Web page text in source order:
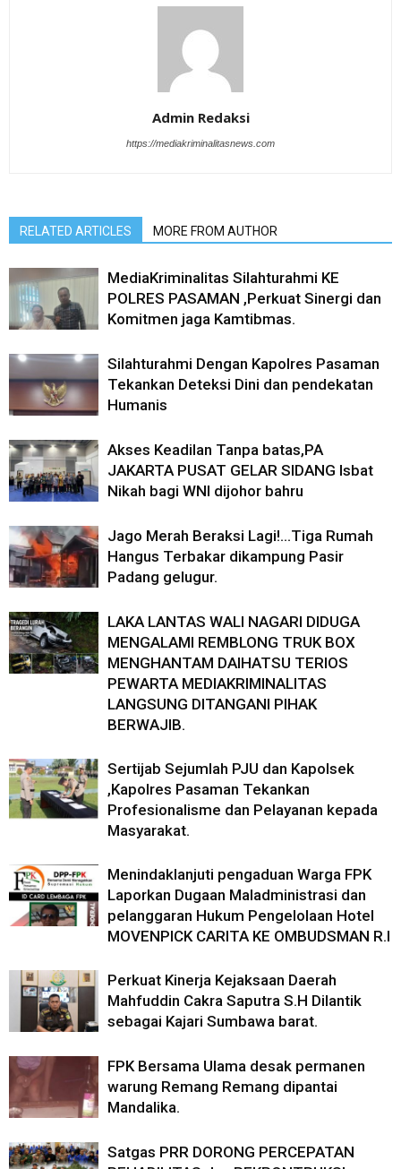
Admin Redaksi
https://mediakriminalitasnews.com
RELATED ARTICLES MORE FROM AUTHOR
MediaKriminalitas Silahturahmi KE
POLRES PASAMAN ,Perkuat Sinergi dan
Komitmen jaga Kamtibmas.
Silahturahmi Dengan Kapolres Pasaman
Tekankan Deteksi Dini dan pendekatan
Humanis
Akses Keadilan Tanpa batas,PA
JAKARTA PUSAT GELAR SIDANG Isbat
Nikah bagi WNI dijohor bahru
Jago Merah Beraksi Lagi!…Tiga Rumah
Hangus Terbakar dikampung Pasir
Padang gelugur.
LAKA LANTAS WALI NAGARI DIDUGA
MENGALAMI REMBLONG TRUK BOX
MENGHANTAM DAIHATSU TERIOS
PEWARTA MEDIAKRIMINALITAS
LANGSUNG DITANGANI PIHAK
BERWAJIB.
Sertijab Sejumlah PJU dan Kapolsek
,Kapolres Pasaman Tekankan
Profesionalisme dan Pelayanan kepada
Masyarakat.
Menindaklanjuti pengaduan Warga FPK
Laporkan Dugaan Maladministrasi dan
pelanggaran Hukum Pengelolaan Hotel
MOVENPICK CARITA KE OMBUDSMAN R.I
Perkuat Kinerja Kejaksaan Daerah
Mahfuddin Cakra Saputra S.H Dilantik
sebagai Kajari Sumbawa barat.
FPK Bersama Ulama desak permanen
warung Remang Remang dipantai
Mandalika.
Satgas PRR DORONG PERCEPATAN